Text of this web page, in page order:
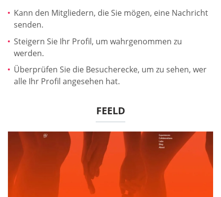
Kann den Mitgliedern, die Sie mögen, eine Nachricht
senden.
Steigern Sie Ihr Profil, um wahrgenommen zu
werden.
Überprüfen Sie die Besucherecke, um zu sehen, wer
alle Ihr Profil angesehen hat.
FEELD